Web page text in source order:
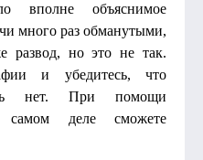
вполне объяснимое
много раз обманутыми,
развод, но это не так.
и убедитесь, что
нет. При помощи
деле сможете